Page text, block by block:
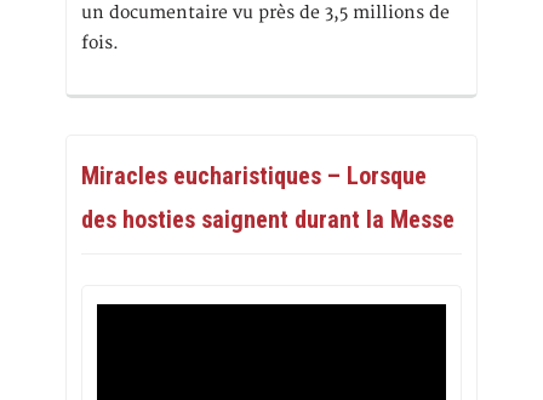
un documentaire vu près de 3,5 millions de
fois.
Miracles eucharistiques – Lorsque
des hosties saignent durant la Messe